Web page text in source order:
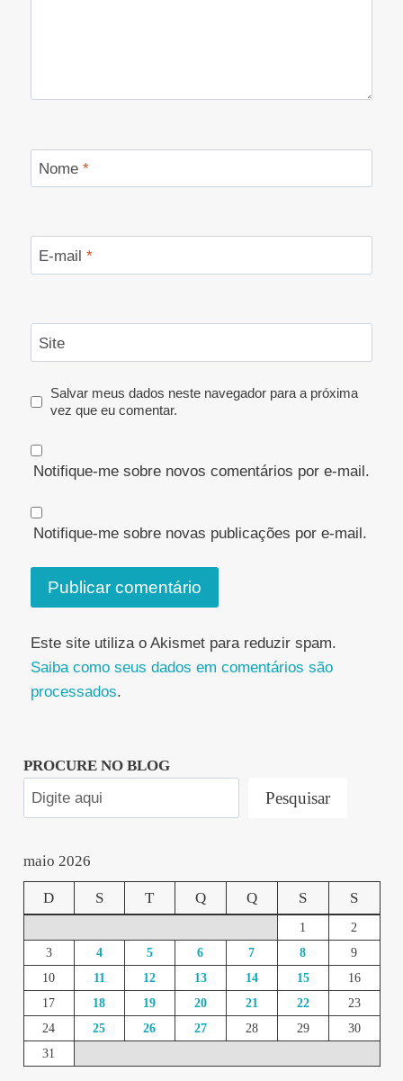
Nome *
E-mail *
Site
Salvar meus dados neste navegador para a próxima
vez que eu comentar.
Notifique-me sobre novos comentários por e-mail.
Notifique-me sobre novas publicações por e-mail.
Este site utiliza o Akismet para reduzir spam.
Saiba como seus dados em comentários são
processados.
PROCURE NO BLOG
Pesquisar
maio 2026
D S T Q Q S S
1
2
3
4 5 6 7 8
9
10
11 12 13 14 15
16
17
18 19 20 21 22
23
24
25 26 27 28 29
30
31